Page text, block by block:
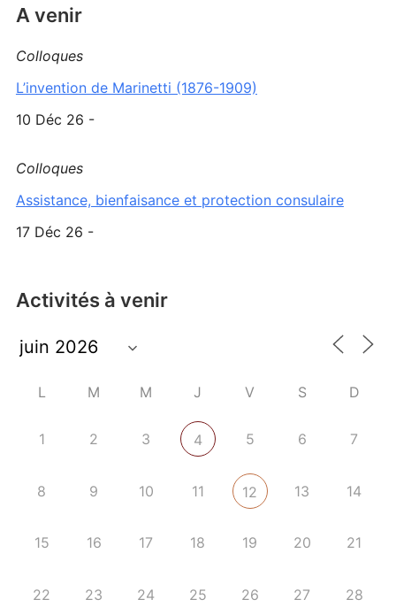
A venir
Colloques
L’invention de Marinetti (1876-1909)
10 Déc 26 -
Colloques
Assistance, bienfaisance et protection consulaire
17 Déc 26 -
Activités à venir
L M M J V S D
1 2 3 4 5 6 7
8 9 10 11 12 13 14
15 16 17 18 19 20 21
22 23 24 25 26 27 28